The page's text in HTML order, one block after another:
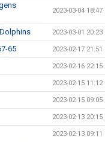
2023-03-04 18:47
2023-03-01 20:23
65 2023-02-17 21:51
2023-02-16 22:15
2023-02-15 11:12
2023-02-15 09:05
2023-02-13 20:15
2023-02-13 09:11